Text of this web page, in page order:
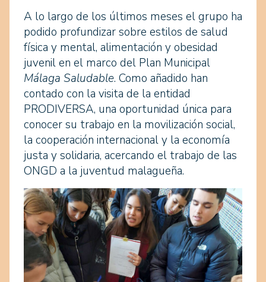
A lo largo de los últimos meses el grupo ha
podido profundizar sobre estilos de salud
física y mental, alimentación y obesidad
juvenil en el marco del Plan Municipal
Málaga Saludable. Como añadido han
contado con la visita de la entidad
PRODIVERSA, una oportunidad única para
conocer su trabajo en la movilización social,
la cooperación internacional y la economía
justa y solidaria, acercando el trabajo de las
ONGD a la juventud malagueña.